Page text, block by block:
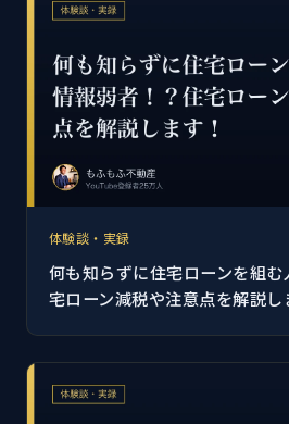
体験談・実録
何も知らずに住宅ローンを組
宅ローン減税や注意点を解説し